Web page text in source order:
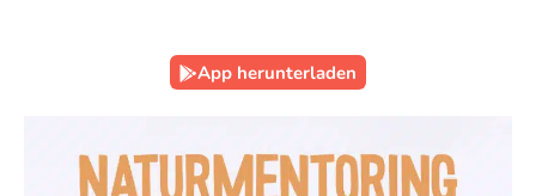
App herunterladen